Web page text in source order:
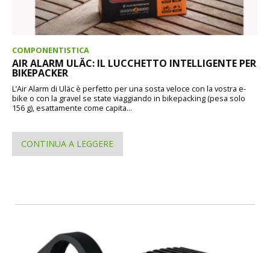
COMPONENTISTICA
AIR ALARM ULÄC: IL LUCCHETTO INTELLIGENTE PER
BIKEPACKER
L’Air Alarm di Uläc è perfetto per una sosta veloce con la vostra e-
bike o con la gravel se state viaggiando in bikepacking (pesa solo
156 g), esattamente come capita...
CONTINUA A LEGGERE